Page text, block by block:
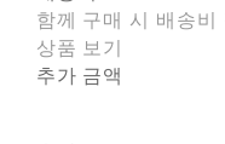
함께 구매 시 배송비
상품 보기
추가 금액